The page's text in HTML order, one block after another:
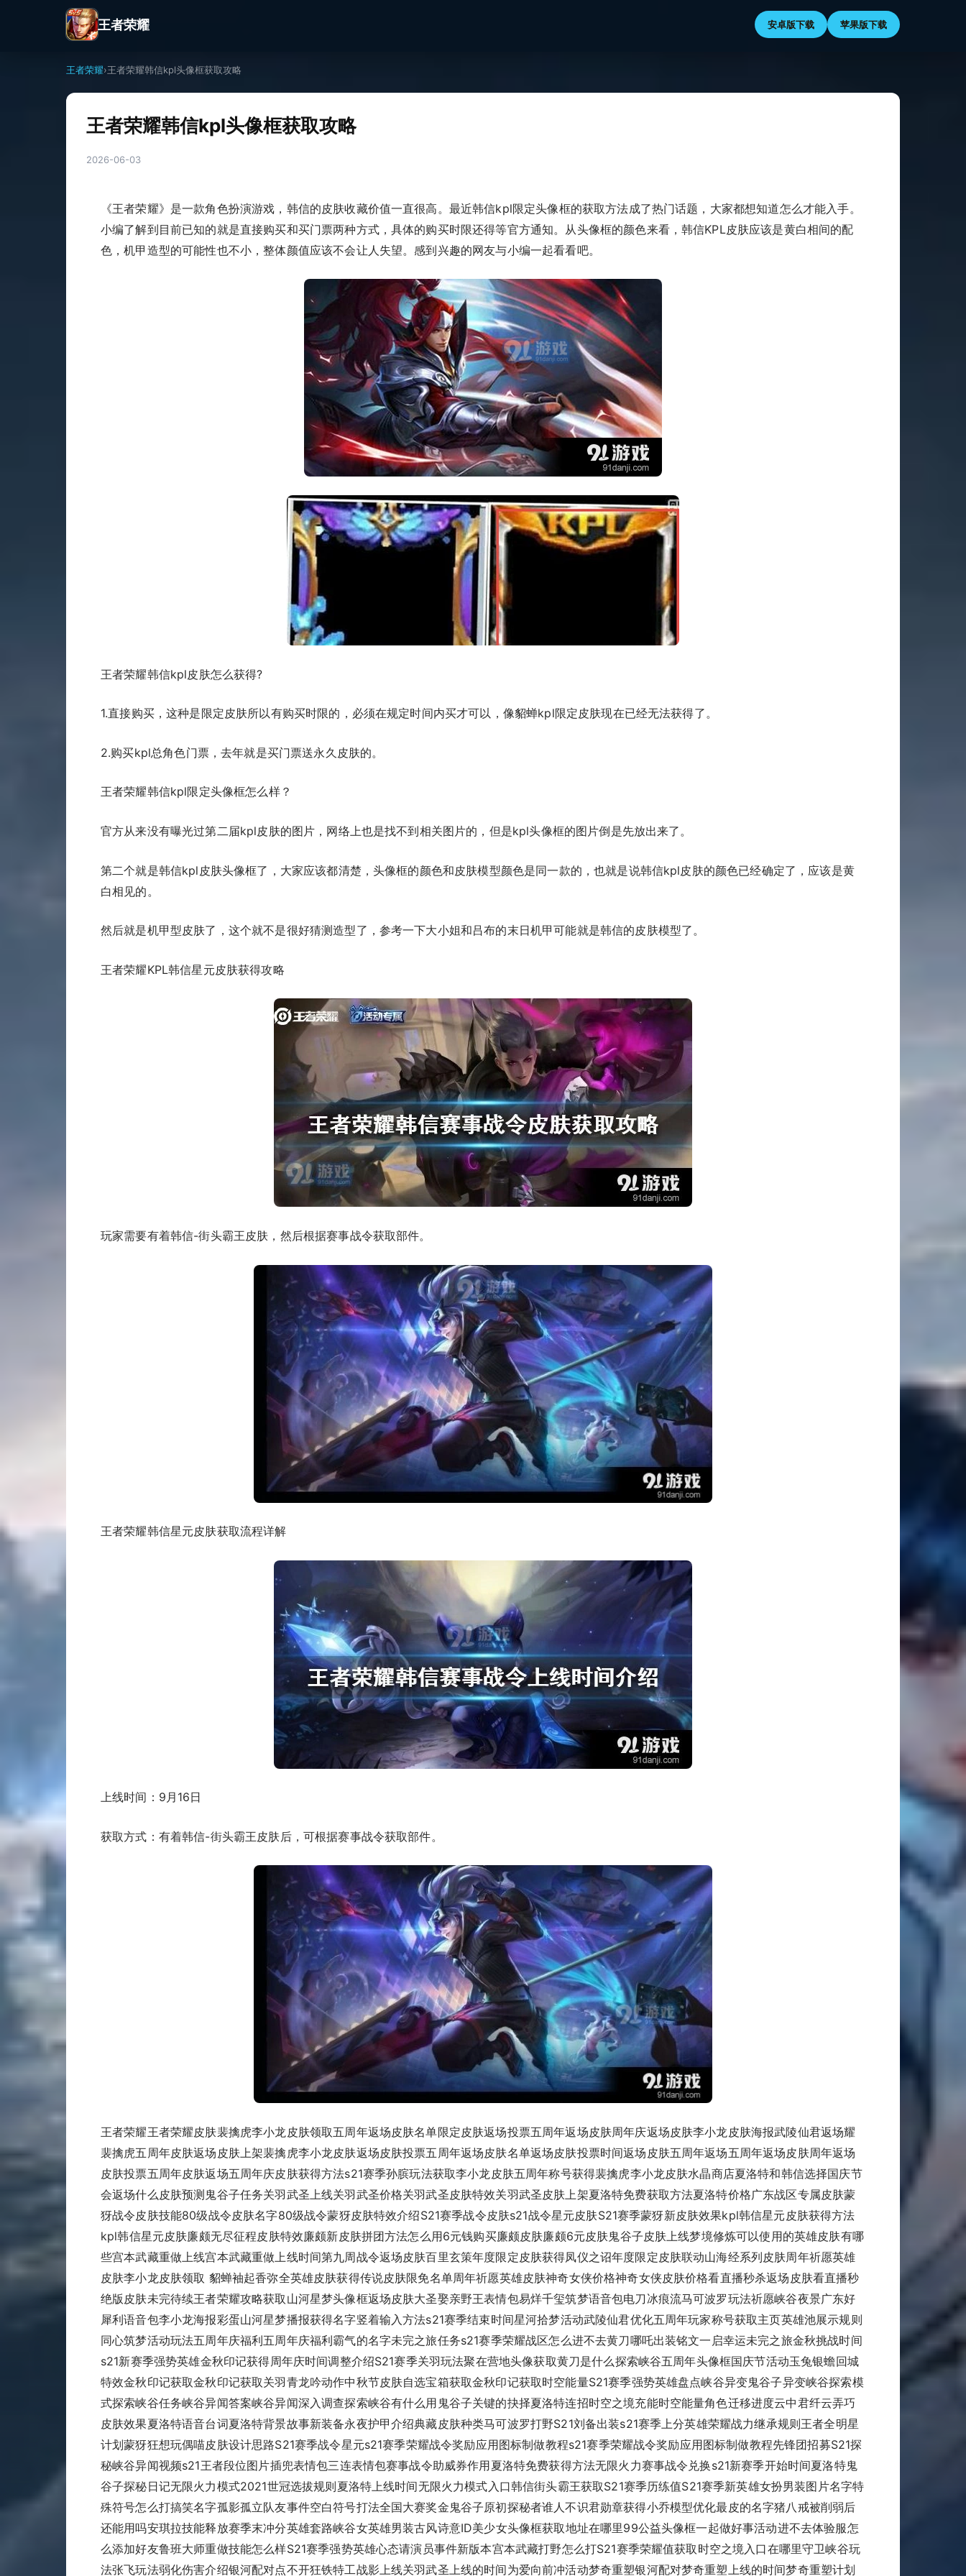
王者荣耀 安卓版下载 苹果版下载
王者荣耀›王者荣耀韩信kpl头像框获取攻略
王者荣耀韩信kpl头像框获取攻略
2026-06-03
《王者荣耀》是一款角色扮演游戏，韩信的皮肤收藏价值一直很高。最近韩信kpl限定头像框的获取方法成了热门话题，大家都想知道怎么才能入手。
小编了解到目前已知的就是直接购买和买门票两种方式，具体的购买时限还得等官方通知。从头像框的颜色来看，韩信KPL皮肤应该是黄白相间的配
色，机甲造型的可能性也不小，整体颜值应该不会让人失望。感到兴趣的网友与小编一起看看吧。
王者荣耀韩信kpl皮肤怎么获得?
1.直接购买，这种是限定皮肤所以有购买时限的，必须在规定时间内买才可以，像貂蝉kpl限定皮肤现在已经无法获得了。
2.购买kpl总角色门票，去年就是买门票送永久皮肤的。
王者荣耀韩信kpl限定头像框怎么样？
官方从来没有曝光过第二届kpl皮肤的图片，网络上也是找不到相关图片的，但是kpl头像框的图片倒是先放出来了。
第二个就是韩信kpl皮肤头像框了，大家应该都清楚，头像框的颜色和皮肤模型颜色是同一款的，也就是说韩信kpl皮肤的颜色已经确定了，应该是黄
白相见的。
然后就是机甲型皮肤了，这个就不是很好猜测造型了，参考一下大小姐和吕布的末日机甲可能就是韩信的皮肤模型了。
王者荣耀KPL韩信星元皮肤获得攻略
玩家需要有着韩信-街头霸王皮肤，然后根据赛事战令获取部件。
王者荣耀韩信星元皮肤获取流程详解
上线时间：9月16日
获取方式：有着韩信-街头霸王皮肤后，可根据赛事战令获取部件。
王者荣耀王者荣耀皮肤裴擒虎李小龙皮肤领取五周年返场皮肤名单限定皮肤返场投票五周年返场皮肤周年庆返场皮肤李小龙皮肤海报武陵仙君返场耀
裴擒虎五周年皮肤返场皮肤上架裴擒虎李小龙皮肤返场皮肤投票五周年返场皮肤名单返场皮肤投票时间返场皮肤五周年返场五周年返场皮肤周年返场
皮肤投票五周年皮肤返场五周年庆皮肤获得方法s21赛季孙膑玩法获取李小龙皮肤五周年称号获得裴擒虎李小龙皮肤水晶商店夏洛特和韩信选择国庆节
会返场什么皮肤预测鬼谷子任务关羽武圣上线关羽武圣价格关羽武圣皮肤特效关羽武圣皮肤上架夏洛特免费获取方法夏洛特价格广东战区专属皮肤蒙
犽战令皮肤技能80级战令皮肤名字80级战令蒙犽皮肤特效介绍S21赛季战令皮肤s21战令星元皮肤S21赛季蒙犽新皮肤效果kpl韩信星元皮肤获得方法
kpl韩信星元皮肤廉颇无尽征程皮肤特效廉颇新皮肤拼团方法怎么用6元钱购买廉颇皮肤廉颇6元皮肤鬼谷子皮肤上线梦境修炼可以使用的英雄皮肤有哪
些宫本武藏重做上线宫本武藏重做上线时间第九周战令返场皮肤百里玄策年度限定皮肤获得凤仪之诏年度限定皮肤联动山海经系列皮肤周年祈愿英雄
皮肤李小龙皮肤领取 貂蝉袖起香弥全英雄皮肤获得传说皮肤限免名单周年祈愿英雄皮肤神奇女侠价格神奇女侠皮肤价格看直播秒杀返场皮肤看直播秒
绝版皮肤未完待续王者荣耀攻略获取山河星梦头像框返场皮肤大圣娶亲野王表情包易烊千玺筑梦语音包电刀冰痕流马可波罗玩法祈愿峡谷夜景广东好
犀利语音包李小龙海报彩蛋山河星梦播报获得名字竖着输入方法s21赛季结束时间星河拾梦活动武陵仙君优化五周年玩家称号获取主页英雄池展示规则
同心筑梦活动玩法五周年庆福利五周年庆福利霸气的名字未完之旅任务s21赛季荣耀战区怎么进不去黄刀哪吒出装铭文一启幸运未完之旅金秋挑战时间
s21新赛季强势英雄金秋印记获得周年庆时间调整介绍S21赛季关羽玩法聚在营地头像获取黄刀是什么探索峡谷五周年头像框国庆节活动玉兔银蟾回城
特效金秋印记获取金秋印记获取关羽青龙吟动作中秋节皮肤自选宝箱获取金秋印记获取时空能量S21赛季强势英雄盘点峡谷异变鬼谷子异变峡谷探索模
式探索峡谷任务峡谷异闻答案峡谷异闻深入调查探索峡谷有什么用鬼谷子关键的抉择夏洛特连招时空之境充能时空能量角色迁移进度云中君纤云弄巧
皮肤效果夏洛特语音台词夏洛特背景故事新装备永夜护甲介绍典藏皮肤种类马可波罗打野S21刘备出装s21赛季上分英雄荣耀战力继承规则王者全明星
计划蒙犽狂想玩偶喵皮肤设计思路S21赛季战令星元s21赛季荣耀战令奖励应用图标制做教程s21赛季荣耀战令奖励应用图标制做教程先锋团招募S21探
秘峡谷异闻视频s21王者段位图片插兜表情包三连表情包赛事战令助威券作用夏洛特免费获得方法无限火力赛事战令兑换s21新赛季开始时间夏洛特鬼
谷子探秘日记无限火力模式2021世冠选拔规则夏洛特上线时间无限火力模式入口韩信街头霸王获取S21赛季历练值S21赛季新英雄女扮男装图片名字特
殊符号怎么打搞笑名字孤影孤立队友事件空白符号打法全国大赛奖金鬼谷子原初探秘者谁人不识君勋章获得小乔模型优化最皮的名字猪八戒被削弱后
还能用吗安琪拉技能释放赛季末冲分英雄套路峡谷女英雄男装古风诗意ID美少女头像框获取地址在哪里99公益头像框一起做好事活动进不去体验服怎
么添加好友鲁班大师重做技能怎么样S21赛季强势英雄心态请演员事件新版本宫本武藏打野怎么打S21赛季荣耀值获取时空之境入口在哪里守卫峡谷玩
法张飞玩法弱化伤害介绍银河配对点不开狂铁特工战影上线关羽武圣上线的时间为爱向前冲活动梦奇重塑银河配对梦奇重塑上线的时间梦奇重塑计划